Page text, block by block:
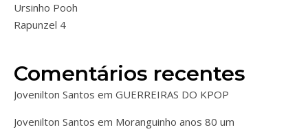
Ursinho Pooh
Rapunzel 4
Comentários recentes
Jovenilton Santos em GUERREIRAS DO KPOP
Jovenilton Santos em Moranguinho anos 80 um